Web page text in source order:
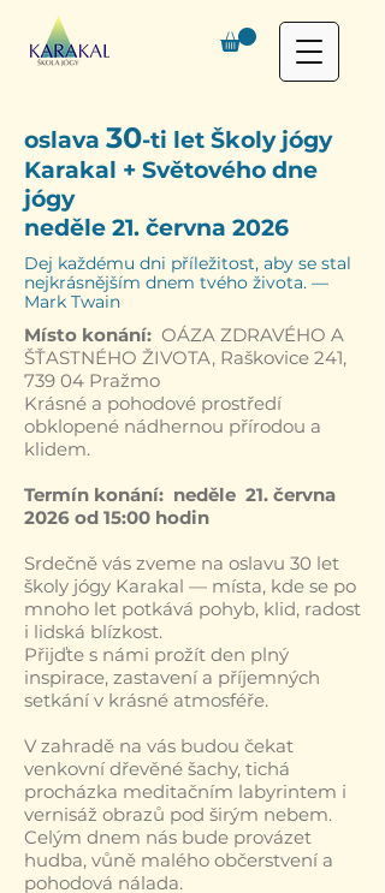
oslava 30-ti let Školy jógy
Karakal + Světového dne
jógy
neděle 21. června 2026
Dej každému dni příležitost, aby se stal
nejkrásnějším dnem tvého života. —
Mark Twain
Místo konání: OÁZA ZDRAVÉHO A
ŠŤASTNÉHO ŽIVOTA, Raškovice 241,
739 04 Pražmo
Krásné a pohodové prostředí
obklopené nádhernou přírodou a
klidem.
Termín konání: neděle 21. června
2026 od 15:00 hodin
Srdečně vás zveme na oslavu 30 let
školy jógy Karakal — místa, kde se po
mnoho let potkává pohyb, klid, radost
i lidská blízkost.
Přijďte s námi prožít den plný
inspirace, zastavení a příjemných
setkání v krásné atmosféře.
V zahradě na vás budou čekat
venkovní dřevěné šachy, tichá
procházka meditačním labyrintem i
vernisáž obrazů pod širým nebem.
Celým dnem nás bude provázet
hudba, vůně malého občerstvení a
pohodová nálada.